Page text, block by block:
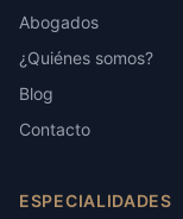
Abogados
¿Quiénes somos?
Blog
Contacto
ESPECIALIDADES